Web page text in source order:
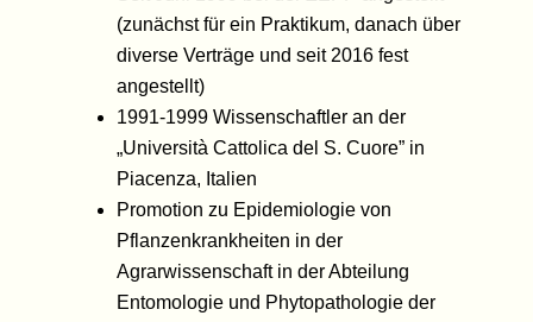
(zunächst für ein Praktikum, danach über
diverse Verträge und seit 2016 fest
angestellt)
1991-1999 Wissenschaftler an der
„Università Cattolica del S. Cuore” in
Piacenza, Italien
Promotion zu Epidemiologie von
Pflanzenkrankheiten in der
Agrarwissenschaft in der Abteilung
Entomologie und Phytopathologie der